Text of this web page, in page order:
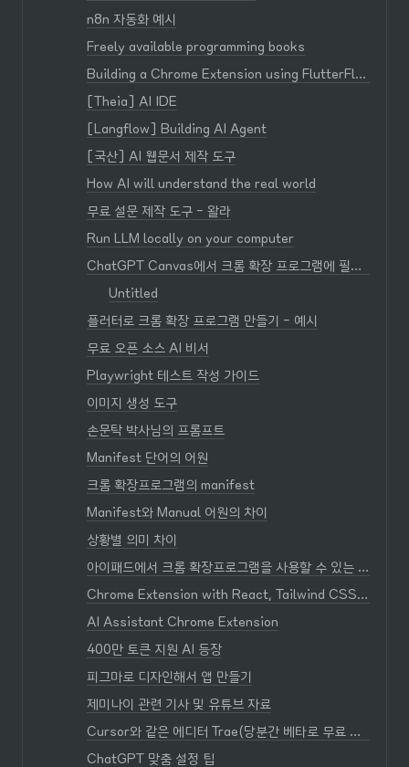
n8n 자동화 예시
Freely available programming books
Building a Chrome Extension using FlutterFlow
[Theia] AI IDE
[Langflow] Building AI Agent
[국산] AI 웹문서 제작 도구
How AI will understand the real world
무료 설문 제작 도구 - 왈라
Run LLM locally on your computer
ChatGPT Canvas에서 크롬 확장 프로그램에 필요한 아이콘 만들기
Untitled
플러터로 크롬 확장 프로그램 만들기 - 예시
무료 오픈 소스 AI 비서
Playwright 테스트 작성 가이드
이미지 생성 도구
손문탁 박사님의 프롬프트
Manifest 단어의 어원
크롬 확장프로그램의 manifest
Manifest와 Manual 어원의 차이
상황별 의미 차이
아이패드에서 크롬 확장프로그램을 사용할 수 있는 대안
Chrome Extension with React, Tailwind CSS, and TypeSript
AI Assistant Chrome Extension
400만 토큰 지원 AI 등장
피그마로 디자인해서 앱 만들기
제미나이 관련 기사 및 유튜브 자료
Cursor와 같은 에디터 Trae(당분간 베타로 무료 사용-향후 당연히 유료) - 틱톡 회사, 바이트 댄스
ChatGPT 맞춤 설정 팁